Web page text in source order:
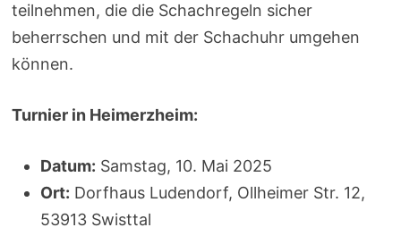
teilnehmen, die die Schachregeln sicher
beherrschen und mit der Schachuhr umgehen
können.
Turnier in Heimerzheim:
Datum: Samstag, 10. Mai 2025
Ort: Dorfhaus Ludendorf, Ollheimer Str. 12,
53913 Swisttal